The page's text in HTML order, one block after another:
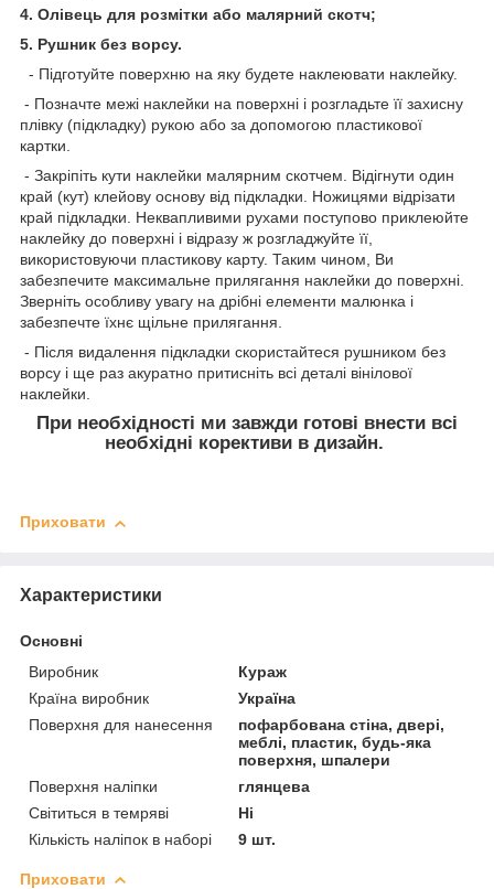
4. Олівець для розмітки або малярний скотч;
5. Рушник без ворсу.
- Підготуйте поверхню на яку будете наклеювати наклейку.
- Позначте межі наклейки на поверхні і розгладьте її захисну
плівку (підкладку) рукою або за допомогою пластикової
картки.
- Закріпіть кути наклейки малярним скотчем. Відігнути один
край (кут) клейову основу від підкладки. Ножицями відрізати
край підкладки. Неквапливими рухами поступово приклеюйте
наклейку до поверхні і відразу ж розгладжуйте її,
використовуючи пластикову карту. Таким чином, Ви
забезпечите максимальне прилягання наклейки до поверхні.
Зверніть особливу увагу на дрібні елементи малюнка і
забезпечте їхнє щільне прилягання.
- Після видалення підкладки скористайтеся рушником без
ворсу і ще раз акуратно притисніть всі деталі вінілової
наклейки.
При необхідності ми завжди готові внести всі
необхідні корективи в дизайн.
Приховати
Характеристики
Основні
Виробник
Кураж
Країна виробник
Україна
Поверхня для нанесення
пофарбована стіна, двері,
меблі, пластик, будь-яка
поверхня, шпалери
Поверхня наліпки
глянцева
Світиться в темряві
Ні
Кількість наліпок в наборі
9 шт.
Приховати